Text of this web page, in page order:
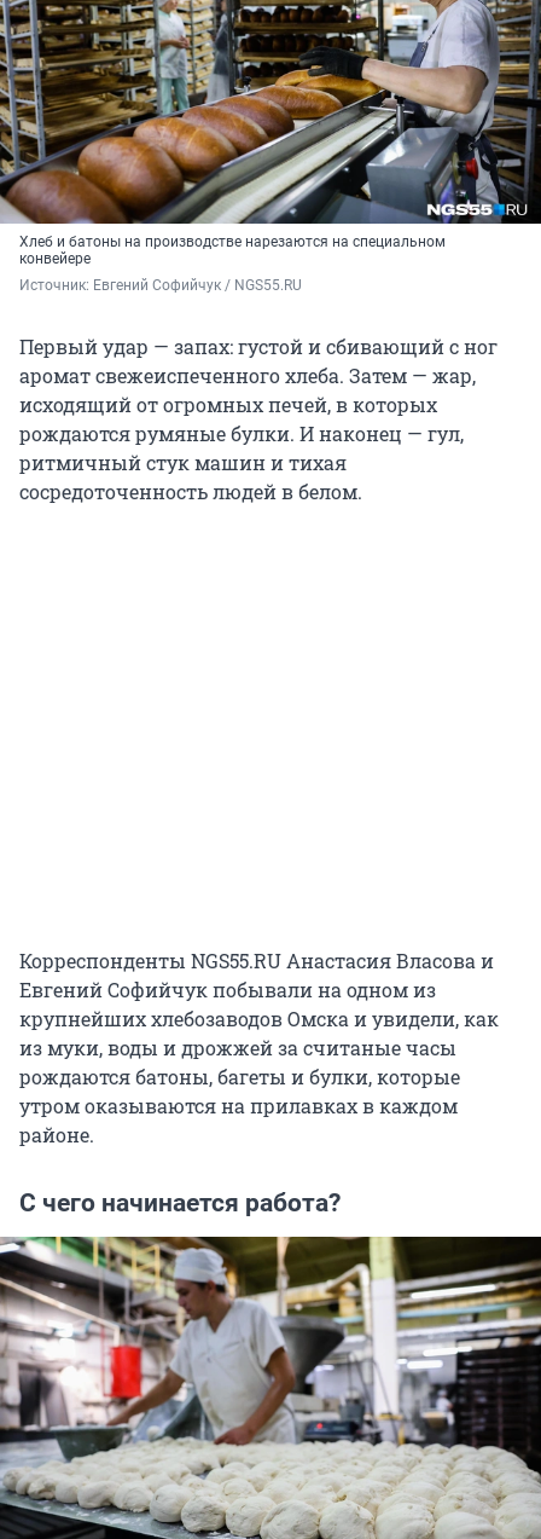
Хлеб и батоны на производстве нарезаются на специальном
конвейере
Источник: Евгений Софийчук / NGS55.RU
Первый удар — запах: густой и сбивающий с ног
аромат свежеиспеченного хлеба. Затем — жар,
исходящий от огромных печей, в которых
рождаются румяные булки. И наконец — гул,
ритмичный стук машин и тихая
сосредоточенность людей в белом.
Корреспонденты NGS55.RU Анастасия Власова и
Евгений Софийчук побывали на одном из
крупнейших хлебозаводов Омска и увидели, как
из муки, воды и дрожжей за считаные часы
рождаются батоны, багеты и булки, которые
утром оказываются на прилавках в каждом
районе.
С чего начинается работа?